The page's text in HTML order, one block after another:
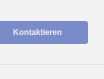
Kontaktieren